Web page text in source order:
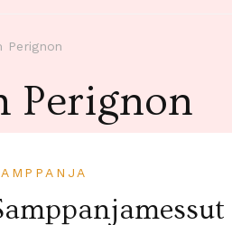
Perignon
Perignon